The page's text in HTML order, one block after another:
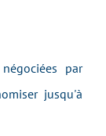
par
jusqu'à